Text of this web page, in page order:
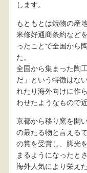
します。
もともとは焼物の産
米修好通商条約など
ったことで全国から
た。
全国から集まった陶
だ」という特徴はな
れたり海外向けに作
わせたようなもので
京都から移り窯を開
の最たる物と言える
の賞を受賞し、脚光
まるようになったと
海外人気により栄え